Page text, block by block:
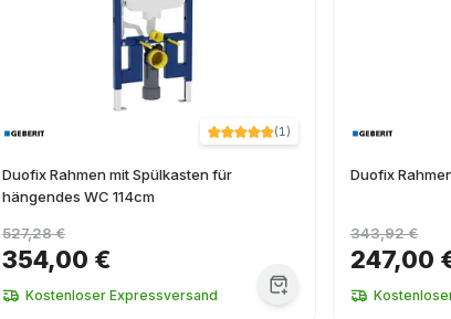
(1)
Duofix Rahmen mit Spülkasten für
hängendes WC 114cm
354,00 €
527,28 €
Kostenloser Expressversand
Duofix
247,00
343,92 €